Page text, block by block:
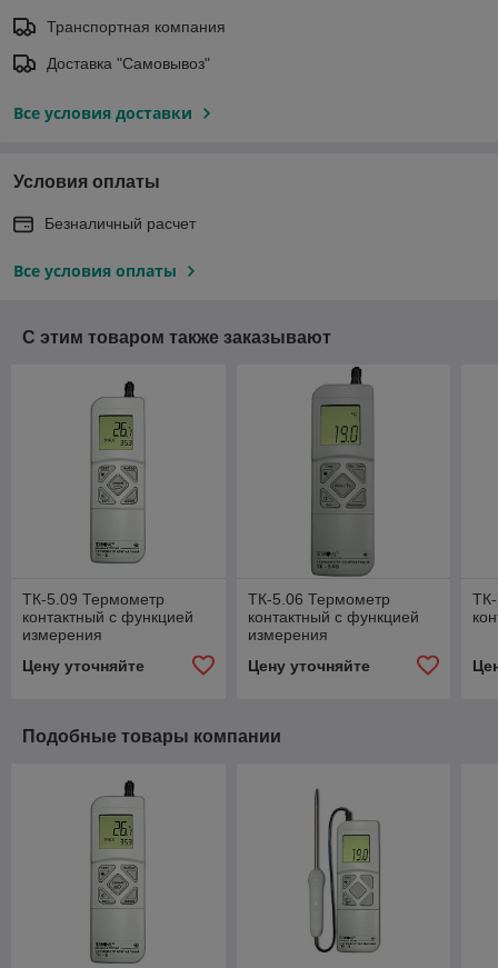
Транспортная компания
Доставка "Самовывоз"
Все условия доставки
Условия оплаты
Безналичный расчет
Все условия оплаты
С этим товаром также заказывают
ТК-5.09 Термометр
контактный с функцией
измерения
относительной влажности
Цену уточняйте
ТК-5.06 Термометр
контактный с функцией
измерения
относительной влажности
Цену уточняйте
Подобные товары компании